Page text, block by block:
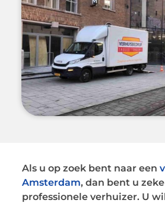
Als u op zoek bent naar een
Amsterdam, dan bent u
professionele verhuizer. U